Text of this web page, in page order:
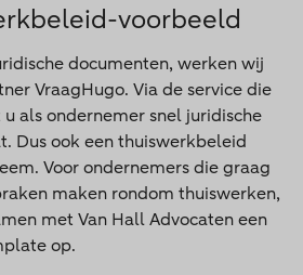
voorbeeld
documenten, werken wij
VraagHugo. Via de service die
als ondernemer snel juridische
Dus ook een thuiswerkbeleid
Voor ondernemers die graag
maken rondom thuiswerken,
met Van Hall Advocaten een
op.